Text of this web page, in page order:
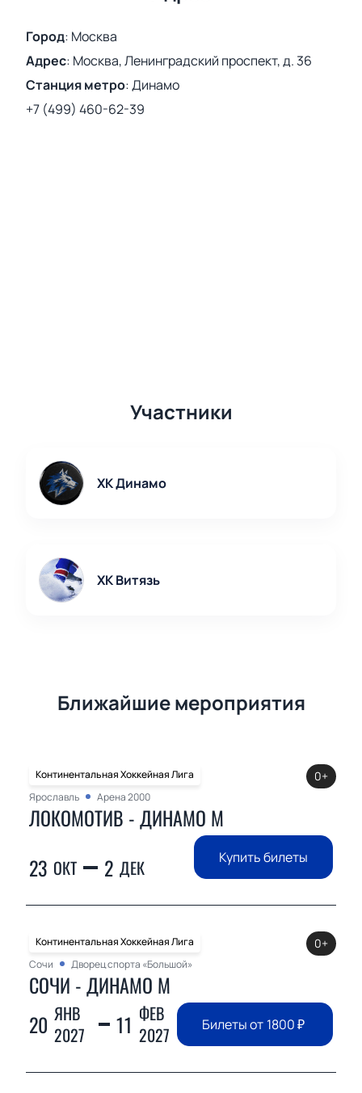
Город: Москва
Адрес: Москва, Ленинградский проспект, д. 36
Станция метро:Динамо
+7 (499) 460-62-39
Участники
ХК Динамо
ХК Витязь
Ближайшие мероприятия
Континентальная Хоккейная Лига
Ярославль
Арена 2000
ЛОКОМОТИВ - ДИНАМО М
23 ОКТ 2 ДЕК
0+
Купить билеты
Континентальная Хоккейная Лига
Сочи
Дворец спорта «Большой»
СОЧИ - ДИНАМО М
20 ЯНВ
2027
11 ФЕВ
2027
0+
Билеты от 1800₽